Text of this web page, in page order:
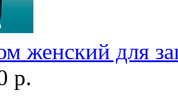
женский для
р.